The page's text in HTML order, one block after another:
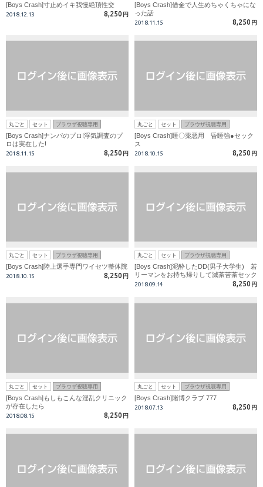
[Boys Crash]寸止めイキ我慢絶頂性交
2018.12.13 8,250 円
[Boys Crash]借金で人生めちゃくちゃにな
った話
2018.11.15 8,250 円
丸ごと セット ブラウザ視聴専用
[Boys Crash]ナンパのプロ!浮気調査のプ
ロは実在した!
2018.11.15 8,250 円
丸ごと セット ブラウザ視聴専用
[Boys Crash]睡〇薬悪用 昏睡強●セック
ス
2018.10.15 8,250 円
丸ごと セット ブラウザ視聴専用
[Boys Crash]陸上選手専門ワイセツ整体院
2018.10.15 8,250 円
丸ごと セット ブラウザ視聴専用
[Boys Crash]泥酔したDD(男子大学生) 若
リーマンをお持ち帰りして滅茶苦茶セック
スした一部始終を全部公開
2018.09.14 8,250 円
丸ごと セット ブラウザ視聴専用
[Boys Crash]もしもこんな淫乱クリニック
が存在したら
2018.08.15 8,250 円
丸ごと セット ブラウザ視聴専用
[Boys Crash]賭博クラブ 777
2018.07.13 8,250 円